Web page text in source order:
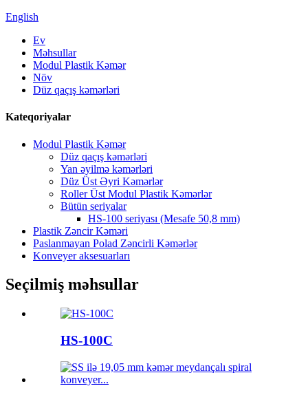
English
Ev
Məhsullar
Modul Plastik Kəmər
Növ
Düz qaçış kəmərləri
Kateqoriyalar
Modul Plastik Kəmər
Düz qaçış kəmərləri
Yan əyilmə kəmərləri
Düz Üst Əyri Kəmərlər
Roller Üst Modul Plastik Kəmərlər
Bütün seriyalar
HS-100 seriyası (Mesafe 50,8 mm)
Plastik Zəncir Kəməri
Paslanmayan Polad Zəncirli Kəmərlər
Konveyer aksesuarları
Seçilmiş məhsullar
HS-100C